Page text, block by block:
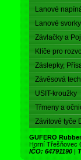
Lanové
Lanové svorky
Závlačky a
Klíče pro
Záslepky,
Závěsová
USIT-kroužky
Třmeny a
Závitové tyče
GUFERO
Horní Třešňovec
IČO: 64791190 |